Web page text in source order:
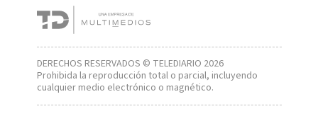
DERECHOS RESERVADOS © TELEDIARIO 2026
Prohibida la reproducción total o parcial, incluyendo
cualquier medio electrónico o magnético.